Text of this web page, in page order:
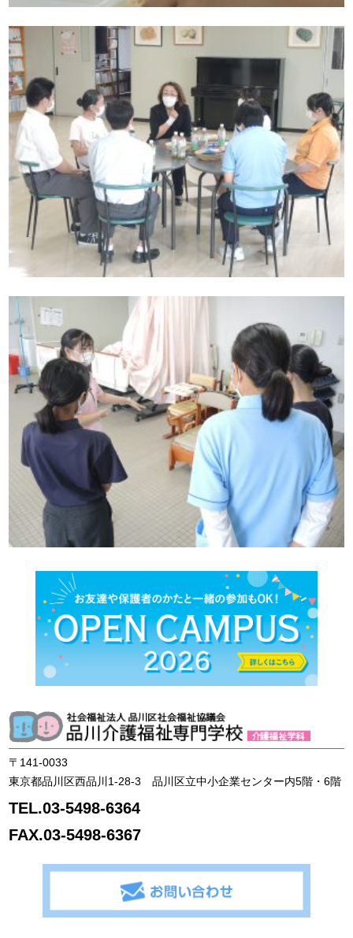
〒141-0033
東京都品川区西品川1-28-3 品川区立中小企業センター内5階・6階
TEL.03-5498-6364
FAX.03-5498-6367